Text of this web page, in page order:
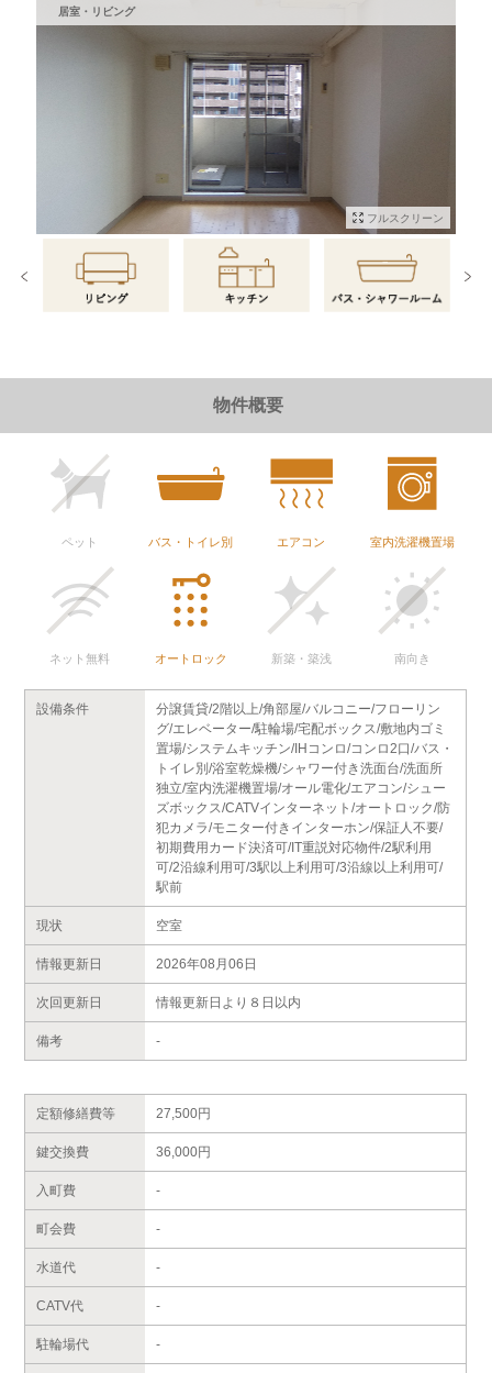
物件情報に戻る
居室・リビング
フルスクリーン
物件概要
ペット バス・トイレ別 エアコン 室内洗濯機置場
ネット無料 オートロック 新築・築浅 南向き
設備条件
分譲賃貸/2階以上/角部屋/バルコニー/フローリン
グ/エレベーター/駐輪場/宅配ボックス/敷地内ゴミ
置場/システムキッチン/IHコンロ/コンロ2口/バス・
トイレ別/浴室乾燥機/シャワー付き洗面台/洗面所
独立/室内洗濯機置場/オール電化/エアコン/シュー
ズボックス/CATVインターネット/オートロック/防
犯カメラ/モニター付きインターホン/保証人不要/
初期費用カード決済可/IT重説対応物件/2駅利用
可/2沿線利用可/3駅以上利用可/3沿線以上利用可/
駅前
現状 空室
情報更新日 2026年08月06日
次回更新日 情報更新日より８日以内
備考 -
定額修繕費等 27,500円
鍵交換費 36,000円
入町費 -
町会費 -
水道代 -
CATV代 -
駐輪場代 -